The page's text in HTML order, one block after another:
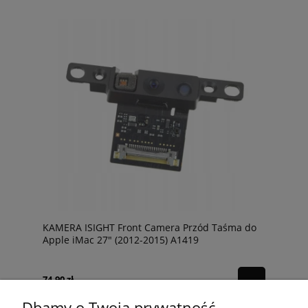
KAMERA ISIGHT Front Camera Przód Taśma do
Apple iMac 27" (2012-2015) A1419
74,90 zł